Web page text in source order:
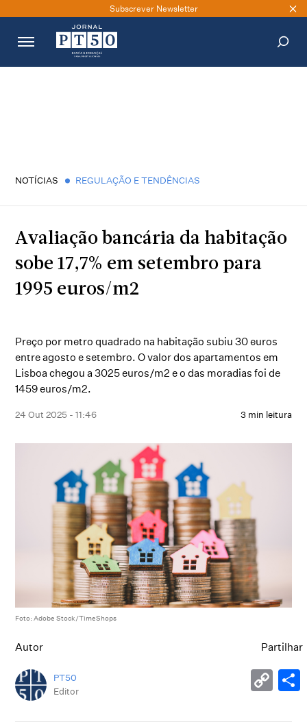
Subscrever Newsletter
NOTÍCIAS REGULAÇÃO E TENDÊNCIAS
Avaliação bancária da habitação
sobe 17,7% em setembro para
1995 euros/m2
Preço por metro quadrado na habitação subiu 30 euros
entre agosto e setembro. O valor dos apartamentos em
Lisboa chegou a 3025 euros/m2 e o das moradias foi de
1459 euros/m2.
24 Out 2025 - 11:46 3 min leitura
Foto: Adobe Stock/TimeShops
Autor
PT50
Editor
Partilhar